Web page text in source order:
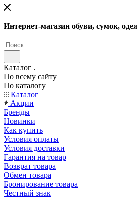
Интернет-магазин обуви, сумок,
Каталог
По всему сайту
По каталогу
Каталог
Акции
Бренды
Новинки
Как купить
Условия оплаты
Условия доставки
Гарантия на товар
Возврат товара
Обмен товара
Бронирование товара
Честный знак